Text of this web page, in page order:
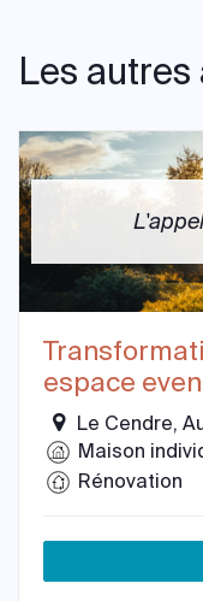
Les
espace
Le Cendre,
Maison
Rénovation